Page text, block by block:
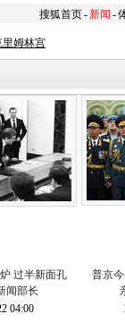
搜狐首页-新闻 -
里姆林宫
过半新面孔
闻部长
04:00
普京